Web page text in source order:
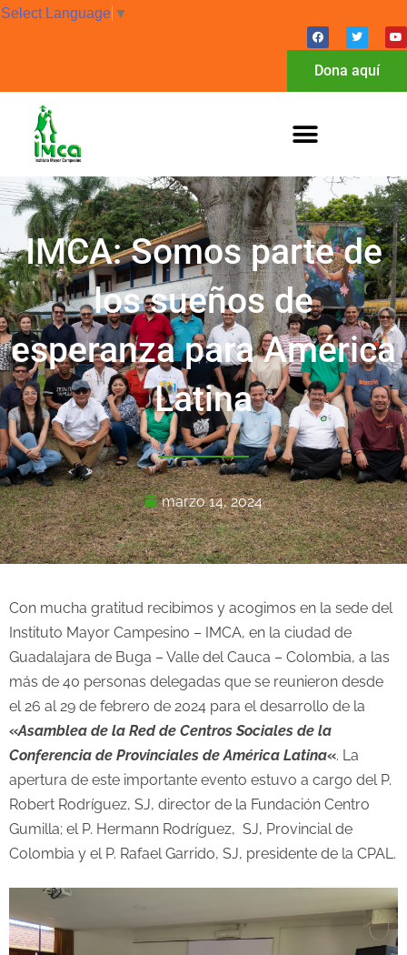
Select Language ▼
Dona aquí
IMCA: Somos parte de
los sueños de
esperanza para América
Latina
marzo 14, 2024
Con mucha gratitud recibimos y acogimos en la sede del
Instituto Mayor Campesino – IMCA, en la ciudad de
Guadalajara de Buga – Valle del Cauca – Colombia, a las
más de 40 personas delegadas que se reunieron desde
el 26 al 29 de febrero de 2024 para el desarrollo de la
«Asamblea de la Red de Centros Sociales de la
Conferencia de Provinciales de América Latina«. La
apertura de este importante evento estuvo a cargo del P.
Robert Rodríguez, SJ, director de la Fundación Centro
Gumilla; el P. Hermann Rodríguez, SJ, Provincial de
Colombia y el P. Rafael Garrido, SJ, presidente de la CPAL.